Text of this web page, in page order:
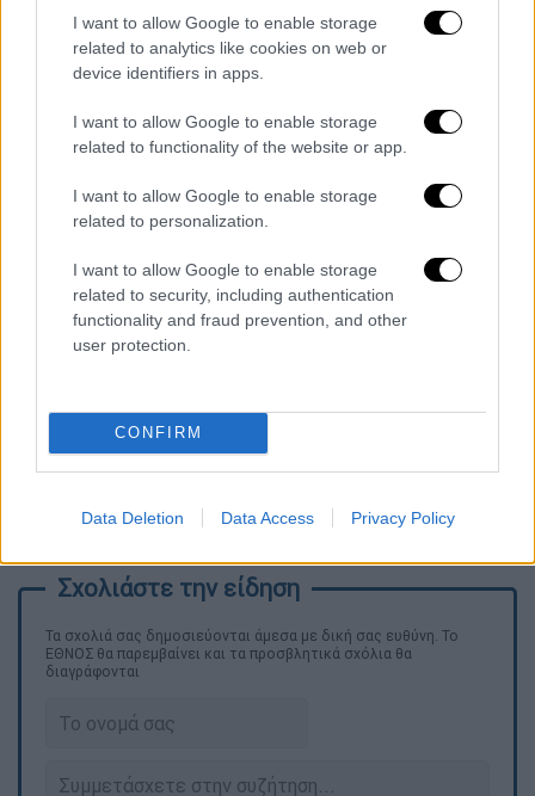
I want to allow Google to enable storage
related to analytics like cookies on web or
device identifiers in apps.
I want to allow Google to enable storage
related to functionality of the website or app.
I want to allow Google to enable storage
related to personalization.
I want to allow Google to enable storage
related to security, including authentication
functionality and fraud prevention, and other
user protection.
CONFIRM
Data Deletion Data Access Privacy Policy
— The Blast (@TheBlastNews)
November 3, 2025
Ο δικαστής Αρούν Σουμπραμανιάνείχε
φυλάκισης, πρόστιμο 500.000 δολαρίων - το
ανώτατο δυνατό - και πενταετή επιτήρηση
μετά την αποφυλάκισή του . Η καταδίκη
ακολούθησε την ετυμηγορία των ενόρκων
στις 2 Ιουλίου 2025 στη Νέα Υόρκη, που τον
έκριναν ένοχο για δύο κατηγορίες
Η επίσπευση της εκδίκασης της έφεσης
δίνει στον Κομπς την ευκαιρίανα
διεκδικήσει μείωση της ποινής του πριν από
την ολοκλήρωση της ποινής των 50 μηνών
Τα σχολιά σας δημοσιεύονται άμεσα με δική σας ευθύνη. Το
ΕΘΝΟΣ θα παρεμβαίνει και τα προσβλητικά σχόλια θα
διαγράφονται